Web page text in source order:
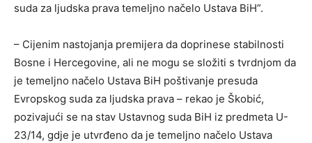
suda za ljudska prava temeljno načelo Ustava BiH”.
– Cijenim nastojanja premijera da doprinese stabilnosti
Bosne i Hercegovine, ali ne mogu se složiti s tvrdnjom da
je temeljno načelo Ustava BiH poštivanje presuda
Evropskog suda za ljudska prava – rekao je Škobić,
pozivajući se na stav Ustavnog suda BiH iz predmeta U-
23/14, gdje je utvrđeno da je temeljno načelo Ustava